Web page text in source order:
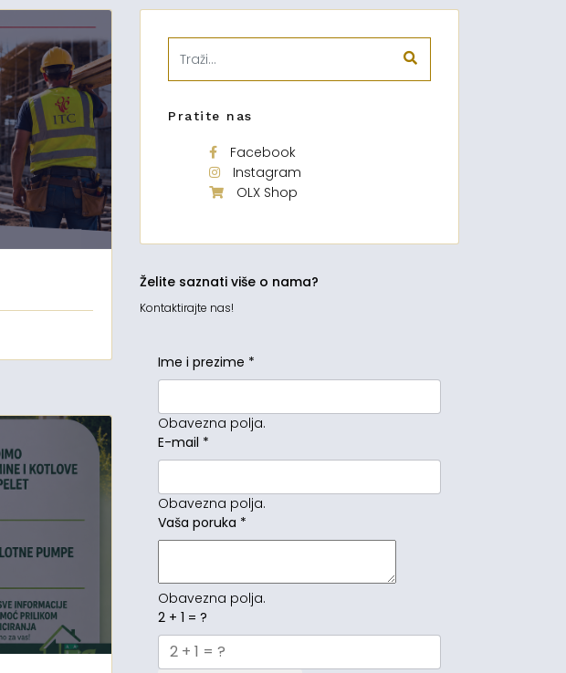
Pratite nas
Facebook
Instagram
OLX Shop
Želite saznati više o nama?
Kontaktirajte nas!
Ime i prezime *
Obavezna polja.
E-mail *
Obavezna polja.
Vaša poruka *
Obavezna polja.
2 + 1 = ?